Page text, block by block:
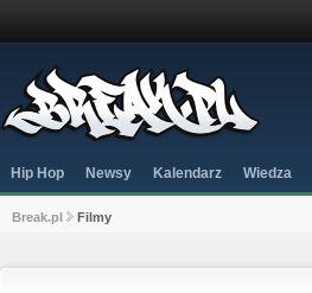
Hip Hop Newsy Kalendarz Wiedza
Break.pl Filmy